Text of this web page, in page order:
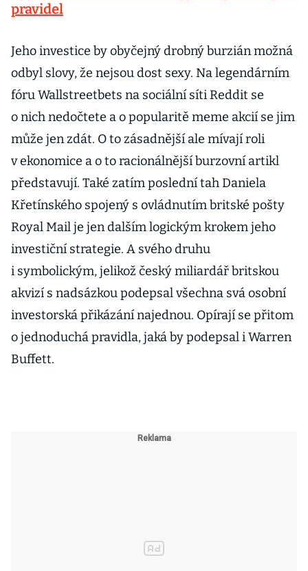
pravidel
Jeho investice by obyčejný drobný burzián možná
odbyl slovy, že nejsou dost sexy. Na legendárním
fóru Wallstreetbets na sociální síti Reddit se
o nich nedočtete a o popularitě meme akcií se jim
může jen zdát. O to zásadnější ale mívají roli
v ekonomice a o to racionálnější burzovní artikl
představují. Také zatím poslední tah Daniela
Křetínského spojený s ovládnutím britské pošty
Royal Mail je jen dalším logickým krokem jeho
investiční strategie. A svého druhu
i symbolickým, jelikož český miliardář britskou
akvizí s nadsázkou podepsal všechna svá osobní
investorská přikázání najednou. Opírají se přitom
o jednoduchá pravidla, jaká by podepsal i Warren
Buffett.